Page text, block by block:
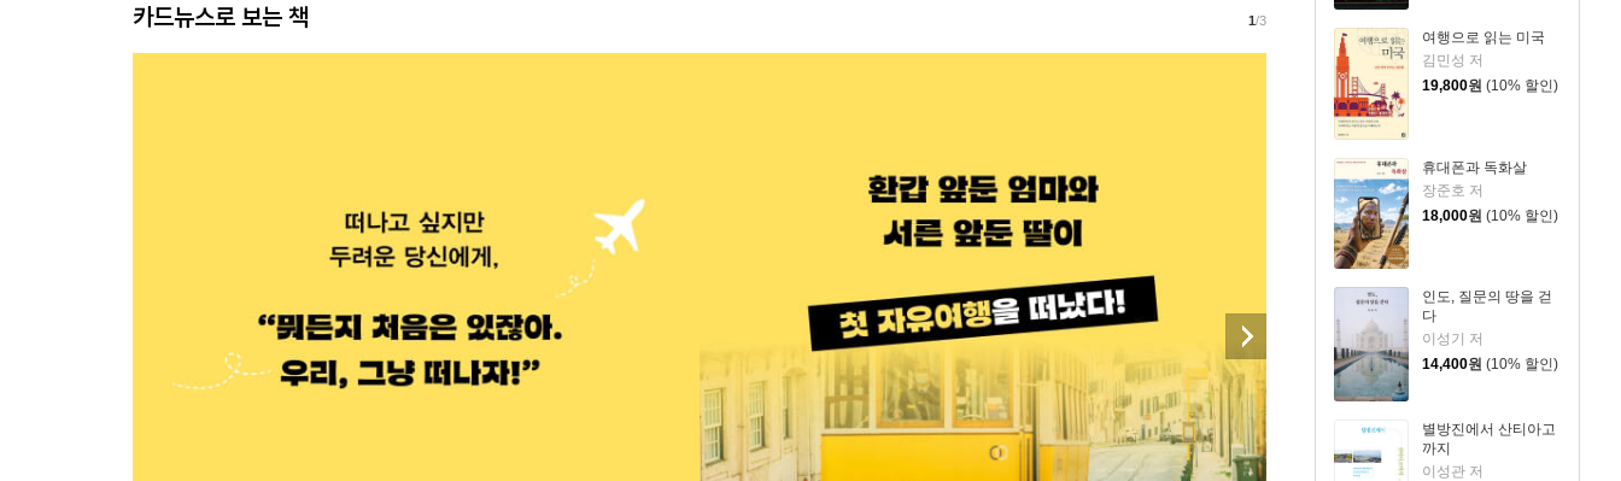
여행으로 읽는 미국
김민성 저
19,800원 (10% 할인)
휴대폰과 독화살
장준호 저
18,000원 (10% 할인)
인도, 질문의 땅을 걷
다
이성기 저
14,400원 (10% 할인)
별방진에서 산티아고
까지
이성관 저
카드뉴스로 보는 책 1/3